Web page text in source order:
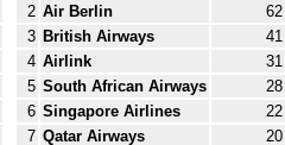
2 Air Berlin 62
3 British Airways 41
4 Airlink 31
5 South African Airways 28
6 Singapore Airlines 22
7 Qatar Airways 20